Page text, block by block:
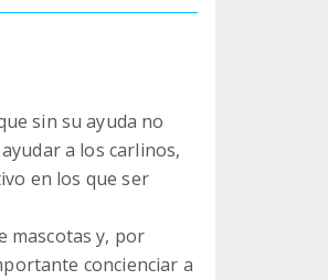
sin su ayuda no
a los carlinos,
en los que ser
mascotas y, por
concienciar a